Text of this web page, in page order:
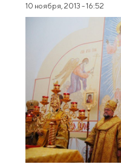
10 ноября, 2013 - 16:52